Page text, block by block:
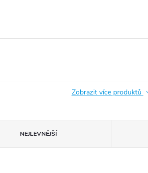
Zobrazit více produktů
NEJLEVNĚJŠÍ